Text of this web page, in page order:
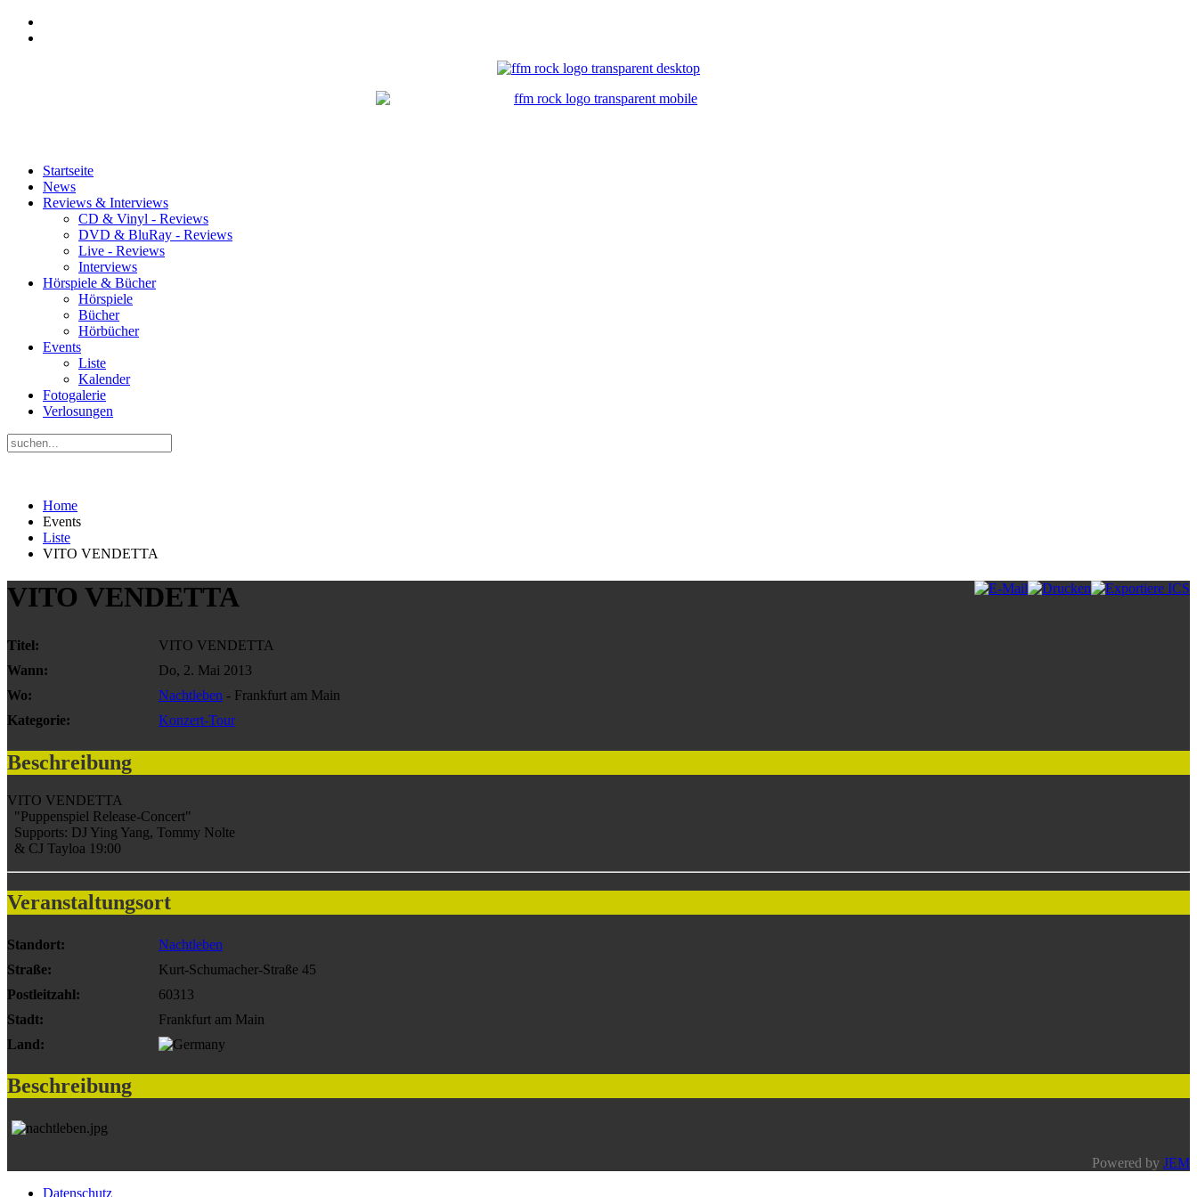
Startseite
News
Reviews & Interviews
CD & Vinyl - Reviews
DVD & BluRay - Reviews
Live - Reviews
Interviews
Hörspiele & Bücher
Hörspiele
Bücher
Hörbücher
Events
Liste
Kalender
Fotogalerie
Verlosungen
Home
Events
Liste
VITO VENDETTA
VITO VENDETTA
Titel:
VITO VENDETTA
Wann:
Do, 2. Mai 2013
Wo:
Nachtleben - Frankfurt am Main
Kategorie:
Konzert-Tour
Beschreibung
VITO VENDETTA
"Puppenspiel Release-Concert"
Supports: DJ Ying Yang, Tommy Nolte
& CJ Tayloa 19:00
Veranstaltungsort
Standort:
Nachtleben
Straße:
Kurt-Schumacher-Straße 45
Postleitzahl:
60313
Stadt:
Frankfurt am Main
Land:
Beschreibung
Powered by JEM
Datenschutz